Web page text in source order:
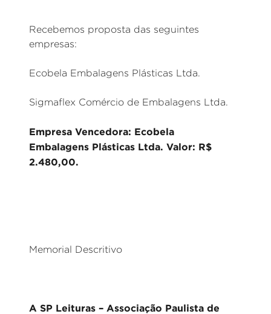
Recebemos proposta das seguintes
empresas:
Ecobela Embalagens Plásticas Ltda.
Sigmaflex Comércio de Embalagens Ltda.
Empresa Vencedora: Ecobela
Embalagens Plásticas Ltda. Valor: R$
2.480,00.
Memorial Descritivo
A SP Leituras – Associação Paulista de